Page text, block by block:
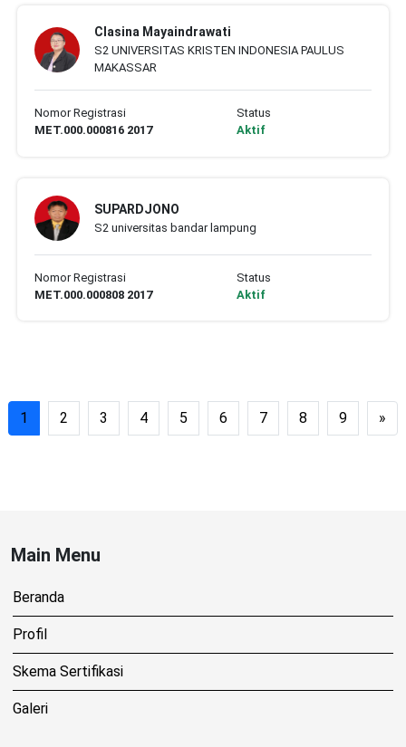
Clasina Mayaindrawati
S2 UNIVERSITAS KRISTEN INDONESIA PAULUS
MAKASSAR
Nomor Registrasi
MET.000.000816 2017
Status
Aktif
SUPARDJONO
S2 universitas bandar lampung
Nomor Registrasi
MET.000.000808 2017
Status
Aktif
1 2 3 4 5 6 7 8 9 »
Main Menu
Beranda
Profil
Skema Sertifikasi
Galeri